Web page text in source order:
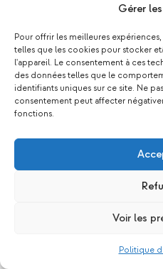
Gérer
Pour offrir les meilleures
telles que les cookies pour stocker
l'appareil. Le consentement à ces
des données telles que le
identifiants uniques sur ce site. Ne
consentement peut affecter
fonctions.
Voir les
Politique